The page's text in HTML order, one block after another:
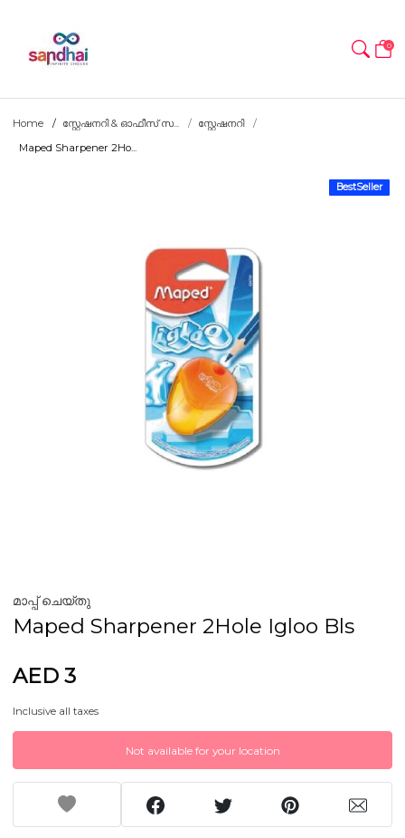
0
Home സ്റ്റേഷനറി & ഓഫീസ് സ...
സ്റ്റേഷനറി
Maped Sharpener 2Ho...
BestSeller
മാപ്പ് ചെയ്തു
Maped Sharpener 2Hole Igloo Bls
AED 3
Inclusive all taxes
Not available for your location